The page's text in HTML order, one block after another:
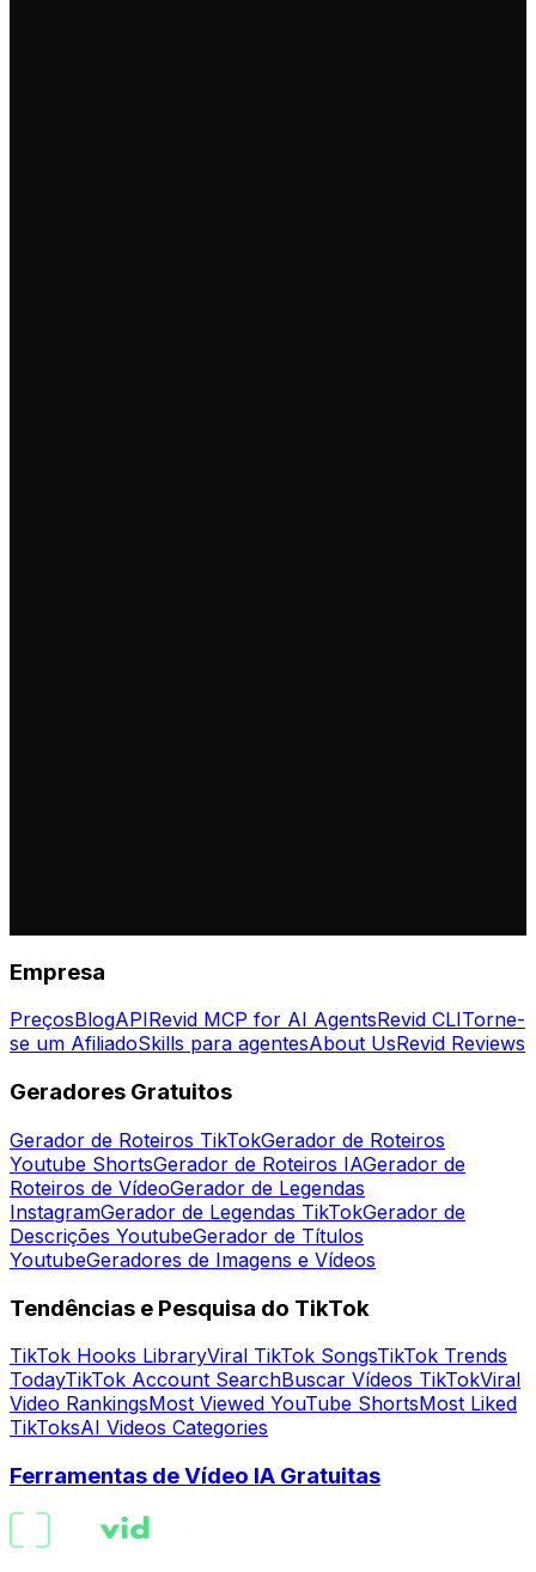
Empresa
PreçosBlogAPIRevid MCP for AI AgentsRevid CLITorne-
se um AfiliadoSkills para agentesAbout UsRevid Reviews
Geradores Gratuitos
Gerador de Roteiros TikTokGerador de Roteiros
Youtube ShortsGerador de Roteiros IAGerador de
Roteiros de VídeoGerador de Legendas
InstagramGerador de Legendas TikTokGerador de
Descrições YoutubeGerador de Títulos
YoutubeGeradores de Imagens e Vídeos
Tendências e Pesquisa do TikTok
TikTok Hooks LibraryViral TikTok SongsTikTok Trends
TodayTikTok Account SearchBuscar Vídeos TikTokViral
Video RankingsMost Viewed YouTube ShortsMost Liked
TikToksAI Videos Categories
Ferramentas de Vídeo IA Gratuitas